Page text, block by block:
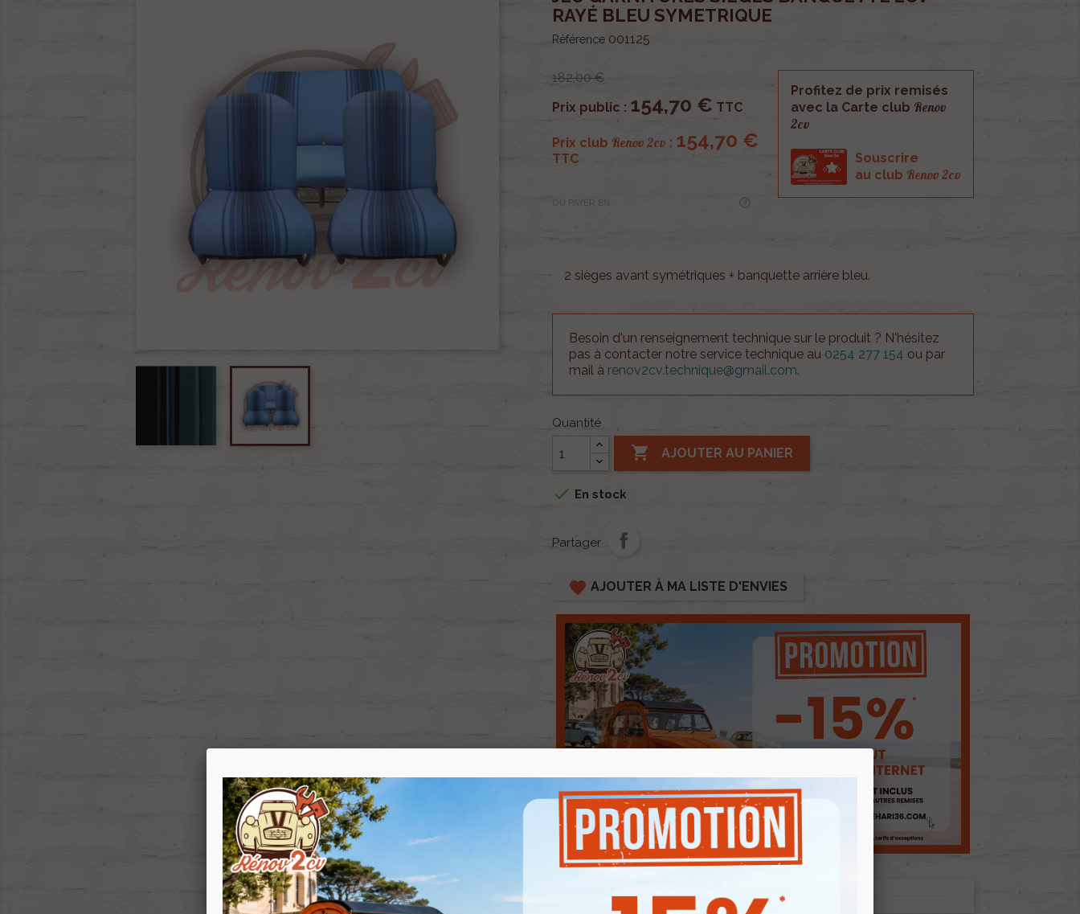
RAYÉ BLEU SYMETRIQUE
Référence 001125
182,00 €
Prix public : 154,70 € TTC
Prix club Renov 2cv : 154,70 €
TTC
OU PAYER EN
Profitez de prix remisés
avec la Carte club Renov
2cv
Souscrire
au club Renov 2cv
2 sièges avant symétriques + banquette arrière bleu.
Besoin d'un renseignement technique sur le produit ? N'hésitez
pas à contacter notre service technique au 0254 277 154 ou par
mail à renov2cv.technique@gmail.com.
Quantité
 AJOUTER AU PANIER
 En stock
Partager
favorite AJOUTER À MA LISTE D'ENVIES